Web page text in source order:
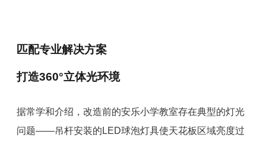
匹配专业解决方案
打造360°立体光环境
据常学和介绍，改造前的安乐小学教室存在典型的灯光
问题——吊杆安装的LED球泡灯具使天花板区域亮度过